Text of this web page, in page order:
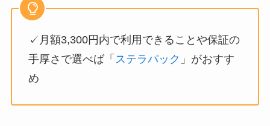
✓月額3,300円内で利用できることや保証の
手厚さで選べば「 ステラパック 」がおすす
め